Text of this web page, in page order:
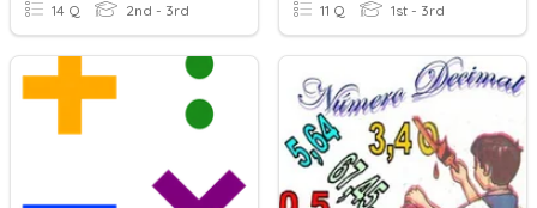
14 Q 2nd - 3rd 11 Q 1st - 3rd